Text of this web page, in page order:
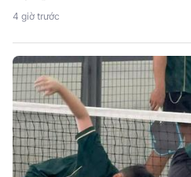
4 giờ trước